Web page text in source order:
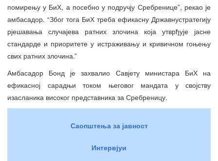
помирењу у БиХ, а посебно у подручју Сребренице”, рекао је
амбасадор. “Због тога БиХ треба ефикасну Државнустратегију
рјешавања случајева ратних злочина која утврђује јасне
стандарде и приоритете у истраживању и кривичном гоњењу
свих ратних злочина.”
Амбасадор Бонд је захвалио Савјету министара БиХ на
ефикасној сарадњи током његовог мандата у својству
изасланика високог представника за Сребреницу.
Саопштења за јавност
Интервјуи